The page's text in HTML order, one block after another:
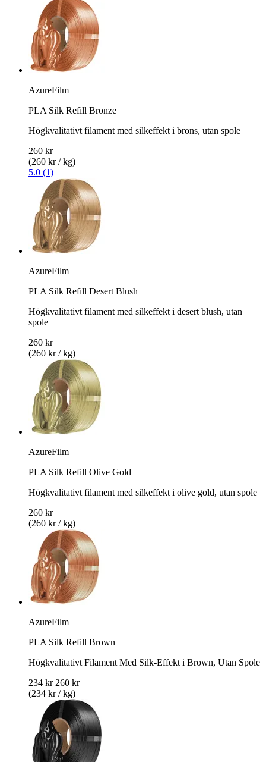
AzureFilm
PLA Silk Refill Bronze
Högkvalitativt filament med silkeffekt i brons, utan spole
260 kr
(260 kr / kg)
5.0 (1)
AzureFilm
PLA Silk Refill Desert Blush
Högkvalitativt filament med silkeffekt i desert blush, utan
spole
260 kr
(260 kr / kg)
AzureFilm
PLA Silk Refill Olive Gold
Högkvalitativt filament med silkeffekt i olive gold, utan spole
260 kr
(260 kr / kg)
AzureFilm
PLA Silk Refill Brown
Högkvalitativt Filament Med Silk-Effekt i Brown, Utan Spole
234 kr 260 kr
(234 kr / kg)